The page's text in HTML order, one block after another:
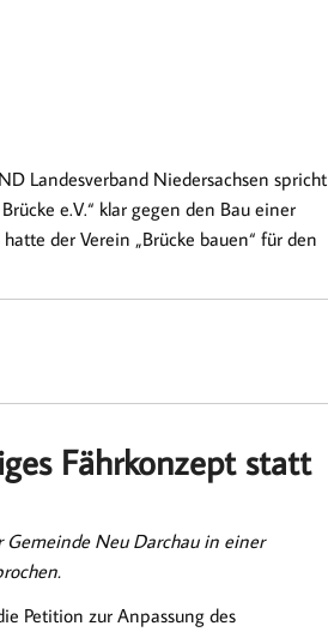
Landesverband Niedersachsen spricht
e.V.“ klar gegen den Bau einer
der Verein „Brücke bauen“ für den
Fährkonzept statt
Gemeinde Neu Darchau in einer
Petition zur Anpassung des